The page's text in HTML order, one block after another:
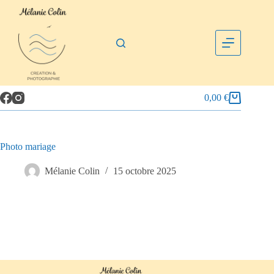
0,00€
Photo mariage
Mélanie Colin 15 octobre 2025